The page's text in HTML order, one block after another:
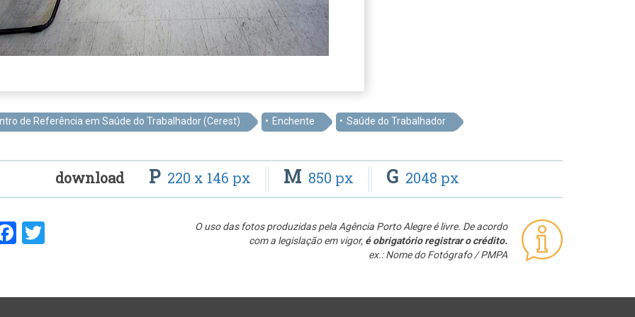
de Referência em Saúde do Trabalhador (Cerest) Enchente Saúde do Trabalhador
download P 220 x 146 px M 850 px G 2048 px
O uso das fotos produzidas pela Agência Porto Alegre é livre. De acordo
com a legislação em vigor, é obrigatório registrar o crédito.
ex.: Nome do Fotógrafo / PMPA
Facebook
Twitter